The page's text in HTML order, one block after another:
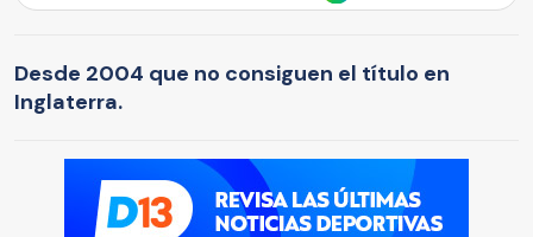
Desde 2004 que no consiguen el título en
Inglaterra.